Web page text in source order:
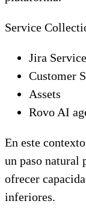
Service
Jira
Customer
Assets
Rovo AI
En este
un paso natural
ofrecer
inferiores.